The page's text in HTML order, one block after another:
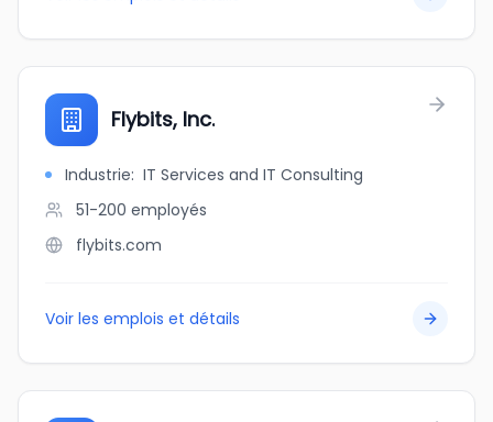
Flybits, Inc.
Industrie: IT Services and IT Consulting
51-200 employés
flybits.com
Voir les emplois et détails